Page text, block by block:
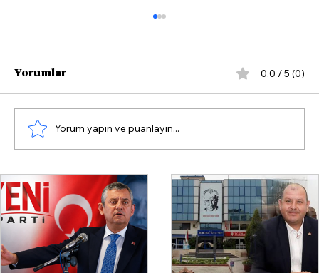
Veysel Şahin’den “Terörsüz
Türkiye” vurgusu: İzmir en güçlü
siyasi merkez olacak
Yorumlar 0.0 / 5 (0)
Yorum yapın ve puanlayın...